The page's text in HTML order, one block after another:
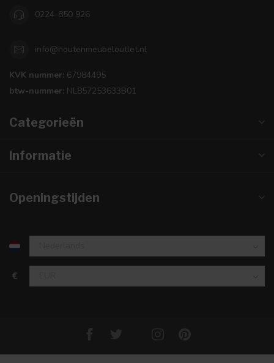
0224-850 926
info@houtenmeubeloutlet.nl
KVK nummer: 67984495
btw-nummer: NL857253633B01
Categorieën
Informatie
Openingstijden
€